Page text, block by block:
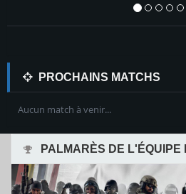
PROCHAINS MATCHS
Aucun match à venir...
PALMARÈS DE L'ÉQUIPE